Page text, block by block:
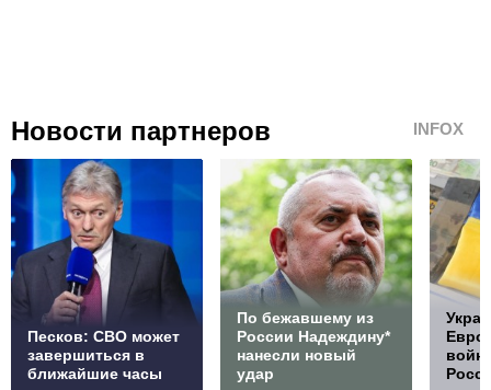
Новости партнеров INFOX
Песков: СВО может
завершиться в
ближайшие часы
По бежавшему из
России Надеждину*
нанесли новый
удар